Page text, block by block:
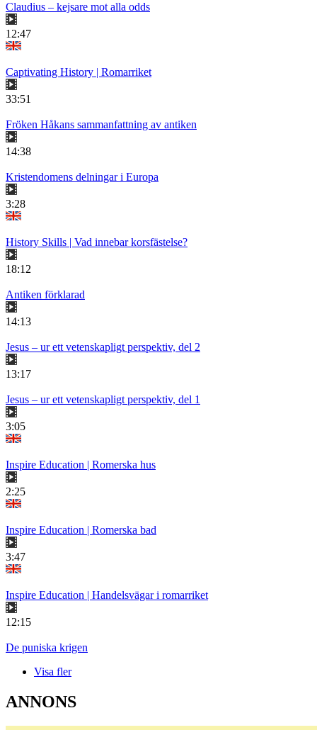
Claudius – kejsare mot alla odds
12:47
Captivating History | Romarriket
33:51
Fröken Håkans sammanfattning av antiken
14:38
Kristendomens delningar i Europa
3:28
History Skills | Vad innebar korsfästelse?
18:12
Antiken förklarad
14:13
Jesus – ur ett vetenskapligt perspektiv, del 2
13:17
Jesus – ur ett vetenskapligt perspektiv, del 1
3:05
Inspire Education | Romerska hus
2:25
Inspire Education | Romerska bad
3:47
Inspire Education | Handelsvägar i romarriket
12:15
De puniska krigen
Visa fler
ANNONS